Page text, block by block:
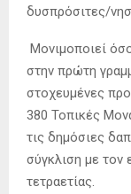
δυσπρόσιτες/
Μονιµοποιεί
στην πρώτη
στοχευµένες
380 Τοπικές
τις δηµόσιες
σύγκλιση µε
τετραετίας.